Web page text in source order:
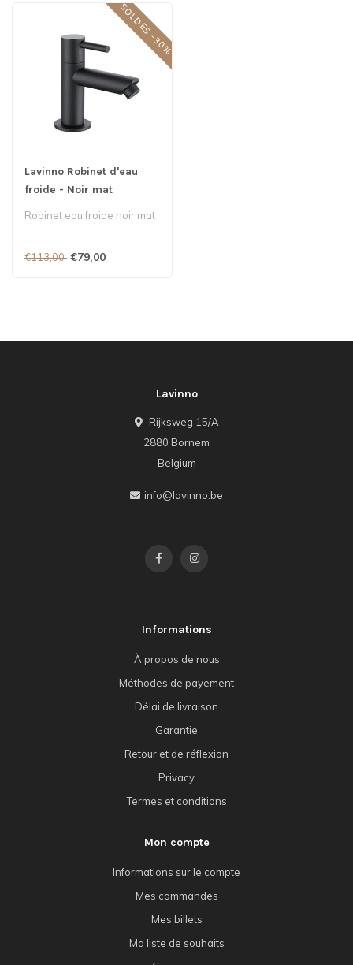
SOLDES -30%
Lavinno Robinet d'eau
froide - Noir mat
Robinet eau froide noir mat
€113,00 €79,00
Lavinno
Rijksweg 15/A
2880 Bornem
Belgium
info@lavinno.be
Informations
À propos de nous
Méthodes de payement
Délai de livraison
Garantie
Retour et de réflexion
Privacy
Termes et conditions
Mon compte
Informations sur le compte
Mes commandes
Mes billets
Ma liste de souhaits